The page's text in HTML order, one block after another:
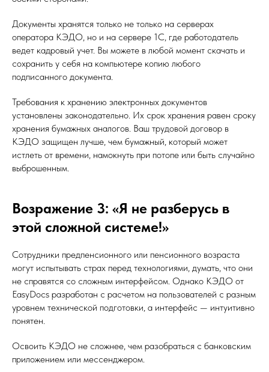
Документы хранятся только не только на серверах
оператора КЭДО, но и на сервере 1С, где работодатель
ведет кадровый учет. Вы можете в любой момент скачать и
сохранить у себя на компьютере копию любого
подписанного документа.
Требования к хранению электронных документов
установлены законодательно. Их срок хранения равен сроку
хранения бумажных аналогов. Ваш трудовой договор в
КЭДО защищен лучше, чем бумажный, который может
истлеть от времени, намокнуть при потопе или быть случайно
выброшенным.
Возражение 3: «Я не разберусь в
этой сложной системе!»
Сотрудники предпенсионного или пенсионного возраста
могут испытывать страх перед технологиями, думать, что они
не справятся со сложным интерфейсом. Однако КЭДО от
EasyDocs разработан с расчетом на пользователей с разным
уровнем технической подготовки, а интерфейс — интуитивно
понятен.
Освоить КЭДО не сложнее, чем разобраться с банковским
приложением или мессенджером.